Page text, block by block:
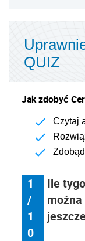
QUIZ
Jak zdobyć
Czytaj
1
/
1
0
Ile